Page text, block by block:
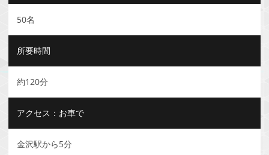
50名
所要時間
約120分
アクセス：お車で
金沢駅から5分